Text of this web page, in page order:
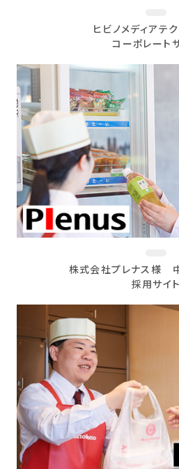
ヒビノメディアテ
コーポレート
株式会社プレナス様
採用サイト